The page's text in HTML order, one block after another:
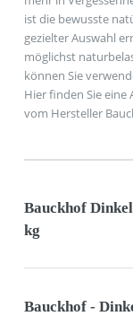
ist die bewusste
gezielter Auswahl
möglichst
können Sie
Hier finden Sie eine
vom Hersteller
Bauckhof
kg
Bauckhof -